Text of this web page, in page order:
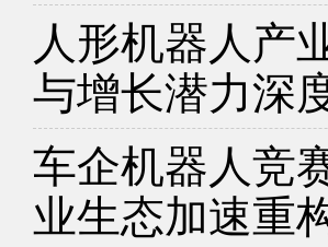
人形机器人产
与增长潜力深
车企机器人竞
业生态加速重